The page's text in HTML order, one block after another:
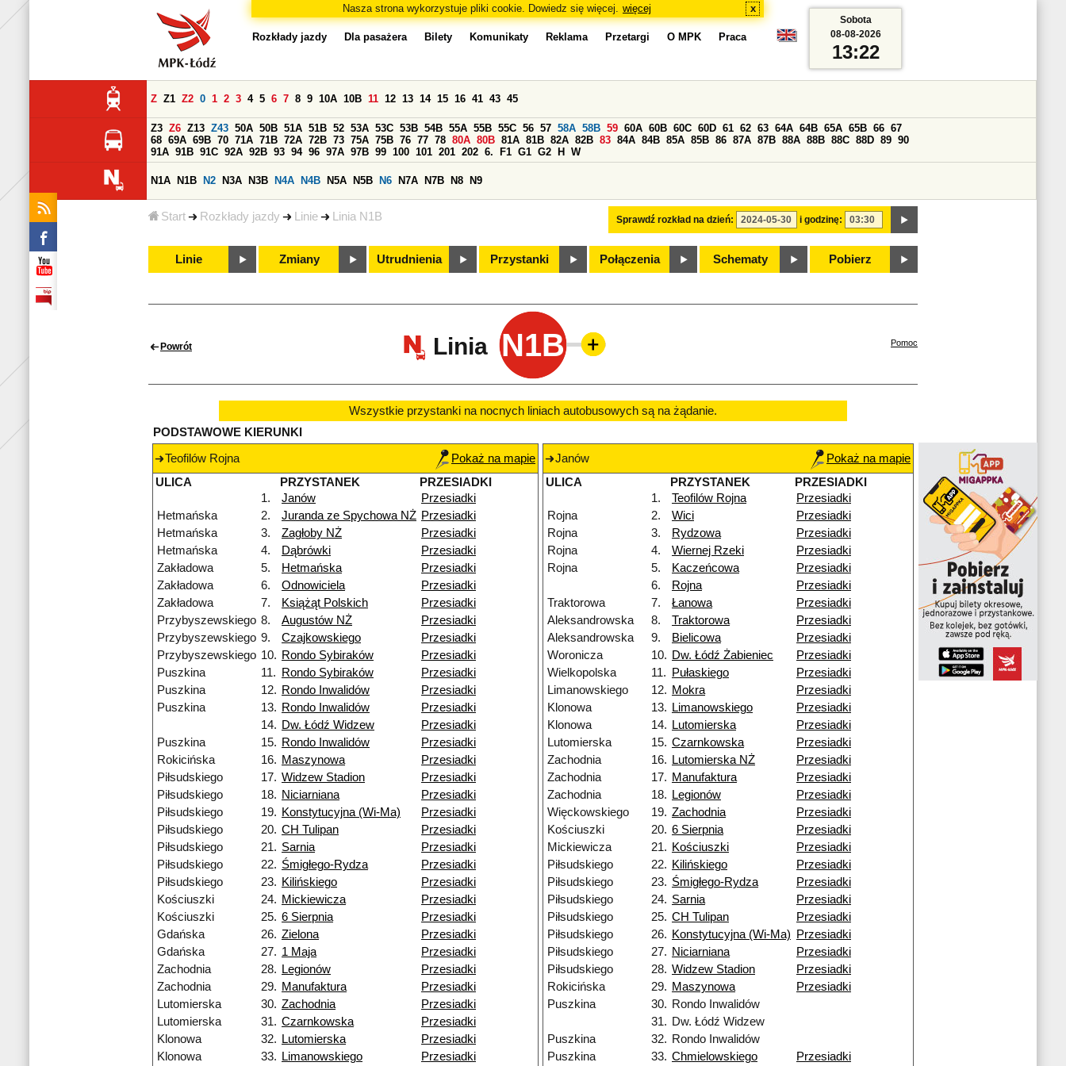
Nasza strona wykorzystuje pliki cookie. Dowiedz się więcej. więcej x
Start Rozkłady jazdy Linie Linia N1B
Rozkłady jazdy Dla pasażera Bilety Komunikaty Reklama Przetargi O MPK Praca
Sprawdź rozkład na dzień: i godzinę:
Z Z1 Z2 0 1 2 3 4 5 6 7 8 9 10A 10B 11 12 13 14 15 16 41 43 45
Z3 Z6 Z13 Z43 50A 50B 51A 51B 52 53A 53C 53B 54B 55A 55B 55C 56 57 58A 58B 59 60A 60B 60C 60D 61 62 63 64A 64B 65A 65B 66 67
68 69A 69B 70 71A 71B 72A 72B 73 75A 75B 76 77 78 80A 80B 81A 81B 82A 82B 83 84A 84B 85A 85B 86 87A 87B 88A 88B 88C 88D 89 90
91A 91B 91C 92A 92B 93 94 96 97A 97B 99 100 101 201 202 6. F1 G1 G2 H W
N1A N1B N2 N3A N3B N4A N4B N5A N5B N6 N7A N7B N8 N9
Linie Zmiany Utrudnienia Przystanki Połączenia Schematy Pobierz
Sobota
08-08-2026
13:22
Powrót Linia N1B Pomoc
Wszystkie przystanki na nocnych liniach autobusowych są na żądanie.
PODSTAWOWE KIERUNKI
Teofilów Rojna
Pokaż na mapie
ULICA
PRZYSTANEK
PRZESIADKI
1.
Janów
Przesiadki
Hetmańska
2. Juranda ze Spychowa NŻ Przesiadki
Hetmańska
3. Zagłoby NŻ
Przesiadki
Hetmańska
4. Dąbrówki
Przesiadki
Zakładowa
5. Hetmańska
Przesiadki
Zakładowa
6. Odnowiciela
Przesiadki
Zakładowa
7. Książąt Polskich
Przesiadki
Przybyszewskiego 8. Augustów NŻ
Przesiadki
Przybyszewskiego 9. Czajkowskiego
Przesiadki
Przybyszewskiego 10. Rondo Sybiraków
Przesiadki
Puszkina
11. Rondo Sybiraków
Przesiadki
Puszkina
12. Rondo Inwalidów
Przesiadki
Puszkina
13. Rondo Inwalidów
Przesiadki
14. Dw. Łódź Widzew
Przesiadki
Puszkina
15. Rondo Inwalidów
Przesiadki
Rokicińska
16. Maszynowa
Przesiadki
Piłsudskiego
17. Widzew Stadion
Przesiadki
Piłsudskiego
18. Niciarniana
Przesiadki
Piłsudskiego
19. Konstytucyjna (Wi-Ma)
Przesiadki
Piłsudskiego
20. CH Tulipan
Przesiadki
Piłsudskiego
21. Sarnia
Przesiadki
Piłsudskiego
22. Śmigłego-Rydza
Przesiadki
Piłsudskiego
23. Kilińskiego
Przesiadki
Kościuszki
24. Mickiewicza
Przesiadki
Kościuszki
25. 6 Sierpnia
Przesiadki
Gdańska
26. Zielona
Przesiadki
Gdańska
27. 1 Maja
Przesiadki
Zachodnia
28. Legionów
Przesiadki
Zachodnia
29. Manufaktura
Przesiadki
Lutomierska
30. Zachodnia
Przesiadki
Lutomierska
31. Czarnkowska
Przesiadki
Klonowa
32. Lutomierska
Przesiadki
Klonowa
33. Limanowskiego Przesiadki
Janów
Pokaż na mapie
ULICA
PRZYSTANEK
PRZESIADKI
1.
Teofilów Rojna
Przesiadki
Rojna
2. Wici
Przesiadki
Rojna
3. Rydzowa
Przesiadki
Rojna
4. Wiernej Rzeki
Przesiadki
Rojna
5. Kaczeńcowa
Przesiadki
6.
Rojna
Przesiadki
Traktorowa
7. Łanowa
Przesiadki
Aleksandrowska
8. Traktorowa
Przesiadki
Aleksandrowska
9. Bielicowa
Przesiadki
Woronicza
10. Dw. Łódź Żabieniec
Przesiadki
Wielkopolska
11. Pułaskiego
Przesiadki
Limanowskiego
12. Mokra
Przesiadki
Klonowa
13. Limanowskiego
Przesiadki
Klonowa
14. Lutomierska
Przesiadki
Lutomierska
15. Czarnkowska
Przesiadki
Zachodnia
16. Lutomierska NŻ
Przesiadki
Zachodnia
17. Manufaktura
Przesiadki
Zachodnia
18. Legionów
Przesiadki
Więckowskiego
19. Zachodnia
Przesiadki
Kościuszki
20. 6 Sierpnia
Przesiadki
Mickiewicza
21. Kościuszki
Przesiadki
Piłsudskiego
22. Kilińskiego
Przesiadki
Piłsudskiego
23. Śmigłego-Rydza
Przesiadki
Piłsudskiego
24. Sarnia
Przesiadki
Piłsudskiego
25. CH Tulipan
Przesiadki
Piłsudskiego
26. Konstytucyjna (Wi-Ma)
Przesiadki
Piłsudskiego
27. Niciarniana
Przesiadki
Piłsudskiego
28. Widzew Stadion
Przesiadki
Rokicińska
29. Maszynowa
Przesiadki
Puszkina
30. Rondo Inwalidów
31. Dw. Łódź Widzew
Puszkina
32. Rondo Inwalidów
Puszkina
33. Chmielowskiego Przesiadki